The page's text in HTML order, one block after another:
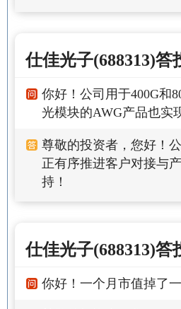
仕佳光子(688313)答
你好！公司用于400G和
光模块的AWG产品也实
尊敬的投资者，您好！
正有序推进客户对接与
持！
仕佳光子(688313)答
你好！一个月市值掉了